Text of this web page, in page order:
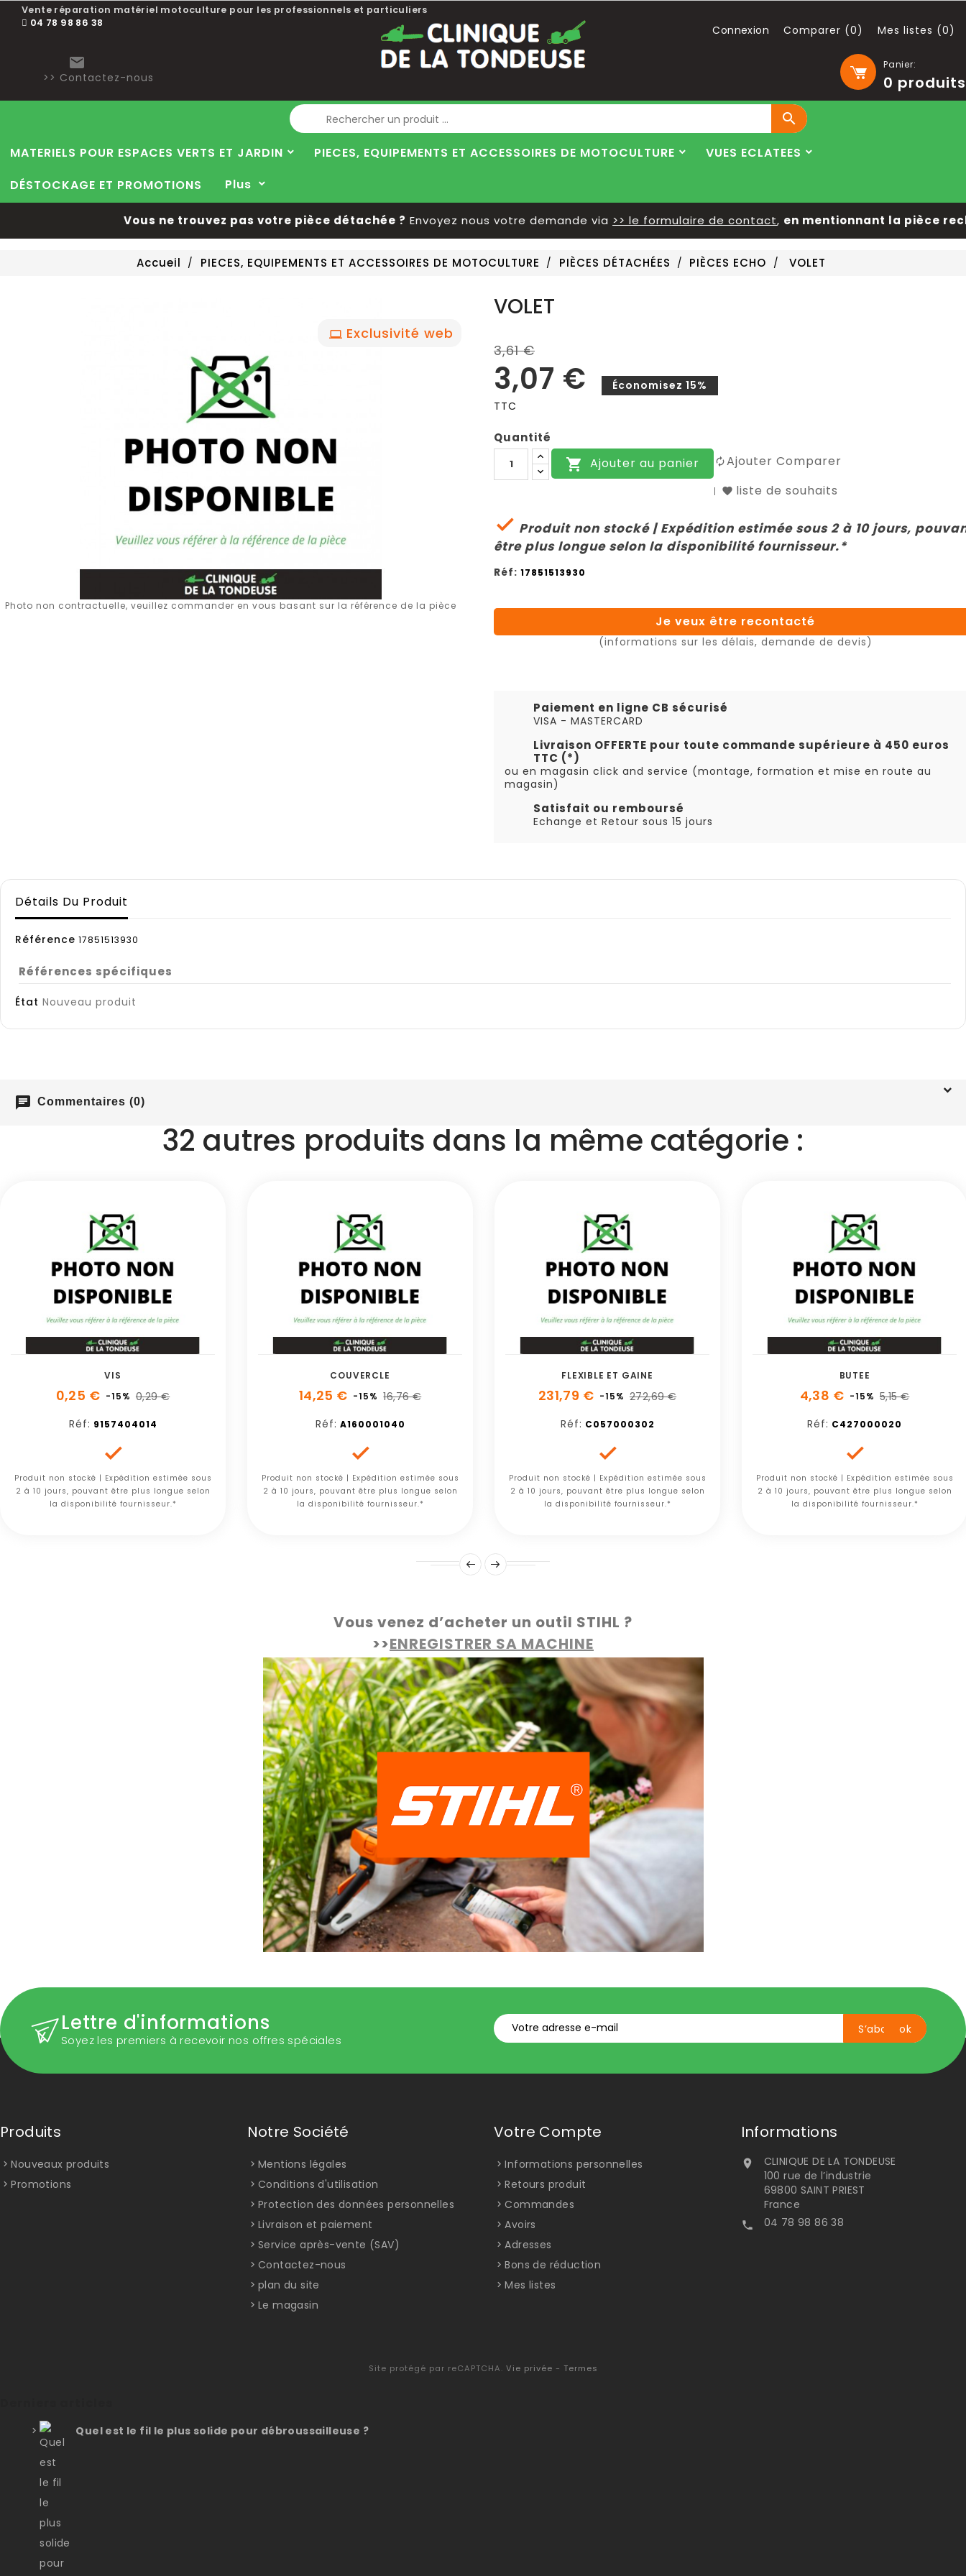
Vente réparation matériel motoculture pour les professionnels et particuliers
04 78 98 86 38
Panier:
0 produits

>> Contactez-nous
Connexion Comparer (0) Mes listes (0)
Blog

MATERIELS POUR ESPACES VERTS ET JARDIN PIECES, EQUIPEMENTS ET ACCESSOIRES DE MOTOCULTURE
VUES ECLATEES
DÉSTOCKAGE ET PROMOTIONS
Plus
Vous ne trouvez pas votre pièce détachée ?Envoyez nous votre demande via>> le formulaire de contact,en mentionnant la pièce
Accueil PIECES, EQUIPEMENTS ET ACCESSOIRES DE MOTOCULTURE PIÈCES DÉTACHÉES PIÈCES ECHO VOLET
Exclusivité web
Photo non contractuelle, veuillez commander en vous basant sur la référence de la pièce
VOLET
3,61 €
3,07 €
Économisez 15%
TTC
Quantité
 Ajouter au panier
Ajouter Comparer
liste de souhaits
 Produit non stocké | Expédition estimée sous 2 à 10 jours,
être plus longue selon la disponibilité fournisseur.*
Réf: 17851513930
Je veux être recontacté
(informations sur les délais, demande de devis)
Paiement en ligne CB sécurisé
VISA - MASTERCARD
Livraison OFFERTE pour toute commande supérieure à 450 euros
TTC (*)
ou en magasin click and service (montage, formation et mise en route au
magasin)
Satisfait ou remboursé
Echange et Retour sous 15 jours
Détails Du Produit
Référence 17851513930
Références spécifiques
État Nouveau produit
chat Commentaires (0)
32 autres produits dans la même catégorie :
VIS
0,25 € -15% 0,29 €
Réf: 9157404014

Produit non stocké | Expédition estimée sous
2 à 10 jours, pouvant être plus longue selon
la disponibilité fournisseur.*
COUVERCLE
14,25 € -15% 16,76 €
Réf: A160001040

Produit non stocké | Expédition estimée sous
2 à 10 jours, pouvant être plus longue selon
la disponibilité fournisseur.*
FLEXIBLE ET GAINE
231,79 € -15% 272,69 €
Réf: C057000302

Produit non stocké | Expédition estimée sous
2 à 10 jours, pouvant être plus longue selon
la disponibilité fournisseur.*
BUTEE
4,38 € -15% 5,15 €
Réf: C427000020

Produit non stocké | Expédition estimée sous
2 à 10 jours, pouvant être plus longue selon
la disponibilité fournisseur.*
Vous venez d’acheter un outil STIHL ?
>>ENREGISTRER SA MACHINE
Lettre d'informations
Soyez les premiers à recevoir nos offres spéciales
Produits
Nouveaux produits
Promotions
Notre Société
Mentions légales
Conditions d'utilisation
Protection des données personnelles
Livraison et paiement
Service après-vente (SAV)
Contactez-nous
plan du site
Le magasin
Votre Compte
Informations personnelles
Retours produit
Commandes
Avoirs
Adresses
Bons de réduction
Mes listes
Informations

CLINIQUE DE LA TONDEUSE
100 rue de l’industrie
69800 SAINT PRIEST
France
 04 78 98 86 38
Site protégé par reCAPTCHA. Vie privée - Termes
Quel est le fil le plus solide pour débroussailleuse ?